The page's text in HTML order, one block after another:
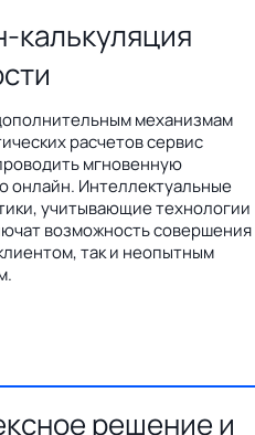
калькуляция
механизмам
расчетов сервис
мгновенную
онлайн. Интеллектуальные
учитывающие технологии
возможность совершения
так и неопытным
решение и